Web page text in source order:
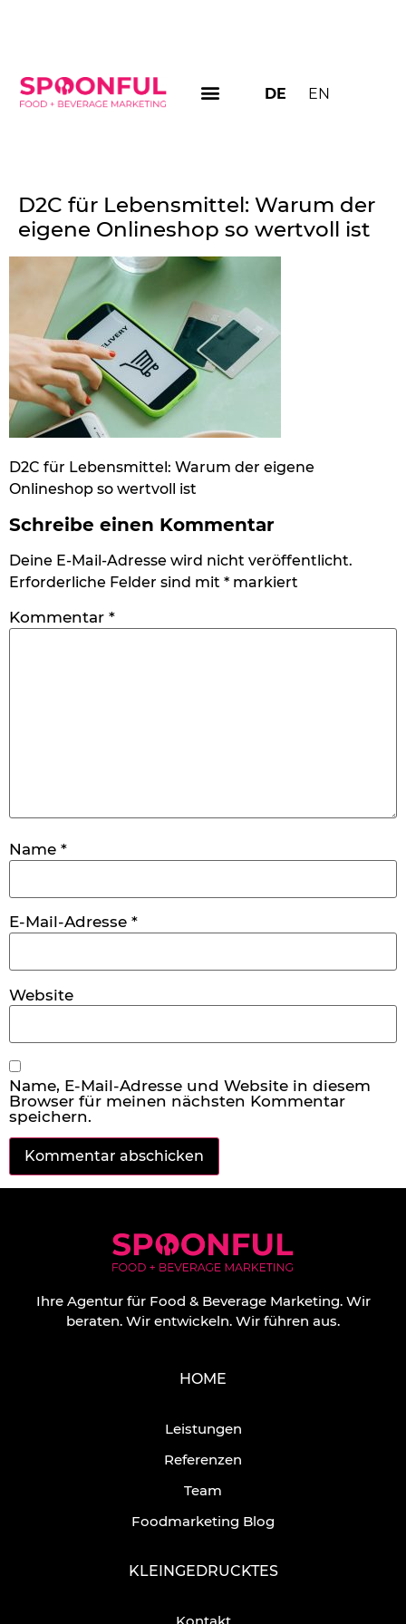
DE EN
D2C für Lebensmittel: Warum der
eigene Onlineshop so wertvoll ist
D2C für Lebensmittel: Warum der eigene
Onlineshop so wertvoll ist
Schreibe einen Kommentar
Deine E-Mail-Adresse wird nicht veröffentlicht.
Erforderliche Felder sind mit * markiert
Kommentar *
Name *
E-Mail-Adresse *
Website
Name, E-Mail-Adresse und Website in diesem
Browser für meinen nächsten Kommentar
speichern.
Ihre Agentur für Food & Beverage Marketing. Wir
beraten. Wir entwickeln. Wir führen aus.
HOME
Leistungen
Referenzen
Team
Foodmarketing Blog
KLEINGEDRUCKTES